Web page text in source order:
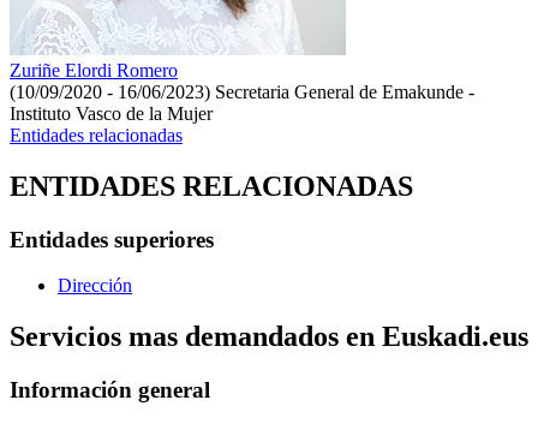
Zuriñe Elordi Romero
(10/09/2020 - 16/06/2023) Secretaria General de Emakunde -
Instituto Vasco de la Mujer
Entidades relacionadas
ENTIDADES RELACIONADAS
Entidades superiores
Dirección
Servicios mas demandados en Euskadi.eus
Información general